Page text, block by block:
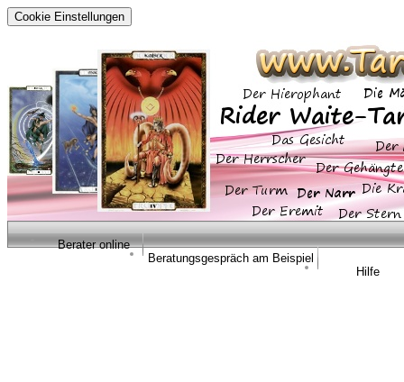
Cookie Einstellungen
Berater online
Beratungsgespräch am Beispiel
Hilfe